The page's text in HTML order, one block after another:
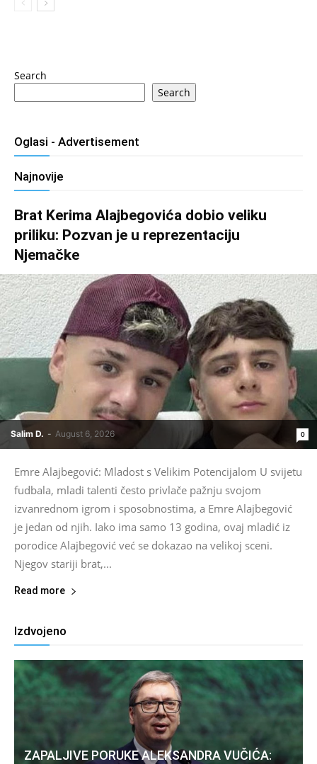
Search
Search
Oglasi - Advertisement
Najnovije
Brat Kerima Alajbegovića dobio veliku
priliku: Pozvan je u reprezentaciju
Njemačke
Salim D. - August 6, 2026 0
Emre Alajbegović: Mladost s Velikim Potencijalom U svijetu
fudbala, mladi talenti često privlače pažnju svojom
izvanrednom igrom i sposobnostima, a Emre Alajbegović
je jedan od njih. Iako ima samo 13 godina, ovaj mladić iz
porodice Alajbegović već se dokazao na velikoj sceni.
Njegov stariji brat,...
Read more
Izdvojeno
ZAPALJIVE PORUKE ALEKSANDRA VUČIĆA: